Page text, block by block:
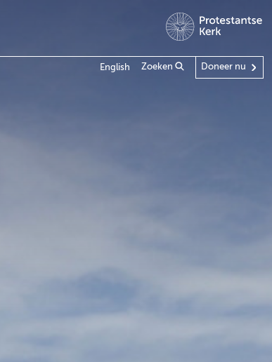
English Zoeken Doneer nu